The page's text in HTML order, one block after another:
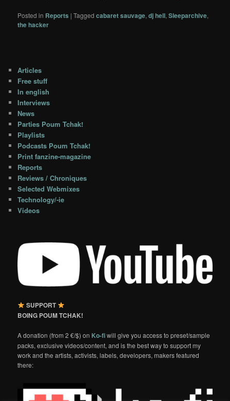
Posted in Reports |Tagged cabaret sauvage,dj hell,Sleeparchive,
the hacker
Articles
Free stuff
In english
Interviews
News
Parties Poum Tchak!
Playlists
Podcasts Poum Tchak!
Print fanzine-magazine
Reports
Reviews / Chroniques
Selected Webmixes
Technology/-ie
Videos
SUPPORT
BOING POUM TCHAK!
A donation (from 2 €/$) on Ko-fiwill give you access to preset/sample
packs, exclusive videos/content, and is the best way to support my
work and the artists, activists, labels, developers, makers featured
there: